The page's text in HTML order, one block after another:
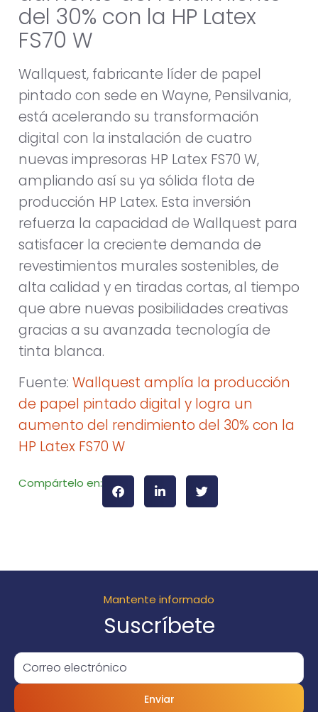
del 30% con la HP Latex
FS70 W
Wallquest, fabricante líder de papel
pintado con sede en Wayne, Pensilvania,
está acelerando su transformación
digital con la instalación de cuatro
nuevas impresoras HP Latex FS70 W,
ampliando así su ya sólida flota de
producción HP Latex. Esta inversión
refuerza la capacidad de Wallquest para
satisfacer la creciente demanda de
revestimientos murales sostenibles, de
alta calidad y en tiradas cortas, al tiempo
que abre nuevas posibilidades creativas
gracias a su avanzada tecnología de
tinta blanca.
Fuente: Wallquest amplía la producción
de papel pintado digital y logra un
aumento del rendimiento del 30% con la
HP Latex FS70 W
Compártelo en:
Mantente informado
Suscríbete
Enviar